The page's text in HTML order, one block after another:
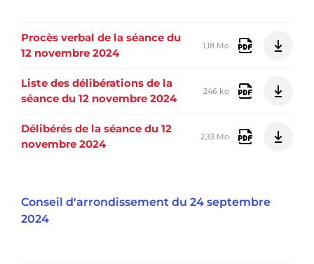
Procès verbal de la séance du
12 novembre 2024
1,18 Mo
Liste des délibérations de la
séance du 12 novembre 2024
246 ko
Délibérés de la séance du 12
novembre 2024
2,33 Mo
Conseil d'arrondissement du 24 septembre
2024